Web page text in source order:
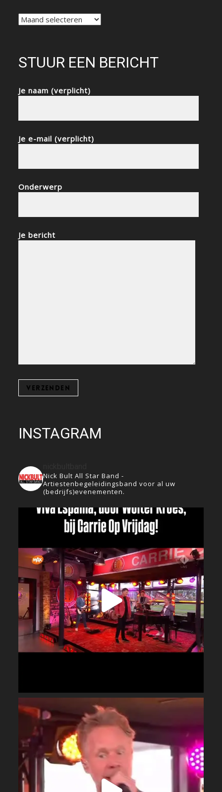
NIEUWSARCHIEF
STUUR EEN BERICHT
Je naam (verplicht)
Je e-mail (verplicht)
Onderwerp
Je bericht
INSTAGRAM
Nick Bult All Star Band -
Artiestenbegeleidingsband voor al uw
(bedrijfs)evenementen.